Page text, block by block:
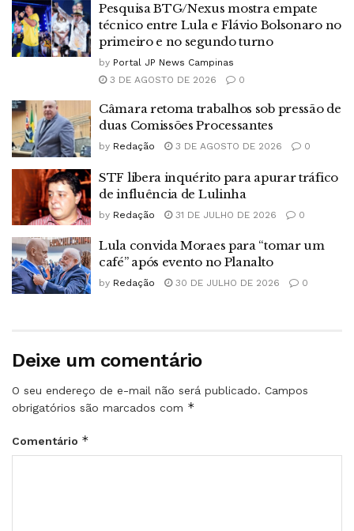
Pesquisa BTG/Nexus mostra empate
técnico entre Lula e Flávio Bolsonaro no
primeiro e no segundo turno
by Portal JP News Campinas
3 DE AGOSTO DE 2026
0
Câmara retoma trabalhos sob pressão de
duas Comissões Processantes
by Redação 3 DE AGOSTO DE 2026 0
STF libera inquérito para apurar tráfico
de influência de Lulinha
by Redação 31 DE JULHO DE 2026 0
Lula convida Moraes para “tomar um
café” após evento no Planalto
by Redação 30 DE JULHO DE 2026 0
Deixe um comentário
O seu endereço de e-mail não será publicado. Campos
obrigatórios são marcados com *
Comentário *